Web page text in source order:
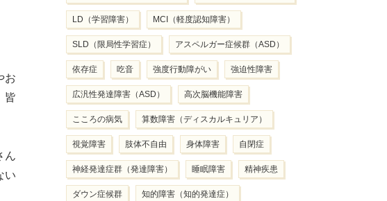
お
皆
ん
い
LD（学習障害） MCI（軽度認知障害）
SLD（限局性学習症） アスペルガー症候群（ASD）
依存症 吃音 強度行動障がい 強迫性障害
広汎性発達障害（ASD） 高次脳機能障害
こころの病気 算数障害（ディスカルキュリア）
視覚障害 肢体不自由 身体障害 自閉症
神経発達症群（発達障害） 睡眠障害 精神疾患
ダウン症候群 知的障害（知的発達症）